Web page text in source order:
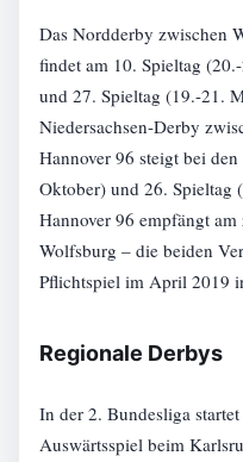
Das Nordderby zwischen
findet am 10. Spieltag
und 27. Spieltag (19.-21.
Niedersachsen-Derby
Hannover 96 steigt bei
Oktober) und 26. Spieltag
Hannover 96 empfängt
Wolfsburg – die beiden
Pflichtspiel im April 2019
Regionale Derbys
In der 2. Bundesliga
Auswärtsspiel beim